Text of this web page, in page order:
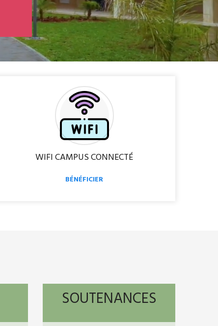
WIFI CAMPUS CONNECTÉ
BÉNÉFICIER
SOUTENANCES